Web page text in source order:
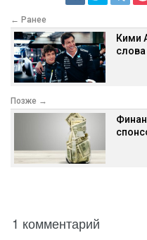
← Ранее
Кими
Позже →
1 комментарий